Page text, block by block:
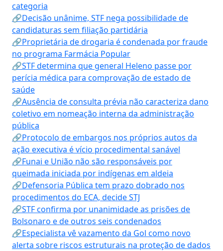
categoria
🔗Decisão unânime, STF nega possibilidade de
candidaturas sem filiação partidária
🔗Proprietária de drogaria é condenada por fraude
no programa Farmácia Popular
🔗STF determina que general Heleno passe por
perícia médica para comprovação de estado de
saúde
🔗Ausência de consulta prévia não caracteriza dano
coletivo em nomeação interna da administração
pública
🔗Protocolo de embargos nos próprios autos da
ação executiva é vício procedimental sanável
🔗Funai e União não são responsáveis por
queimada iniciada por indígenas em aldeia
🔗Defensoria Pública tem prazo dobrado nos
procedimentos do ECA, decide STJ
🔗STF confirma por unanimidade as prisões de
Bolsonaro e de outros seis condenados
🔗Especialista vê vazamento da Gol como novo
alerta sobre riscos estruturais na proteção de dados